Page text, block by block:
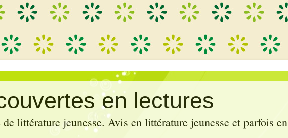
en lectures
littérature jeunesse. Avis en littérature jeunesse et parfois en